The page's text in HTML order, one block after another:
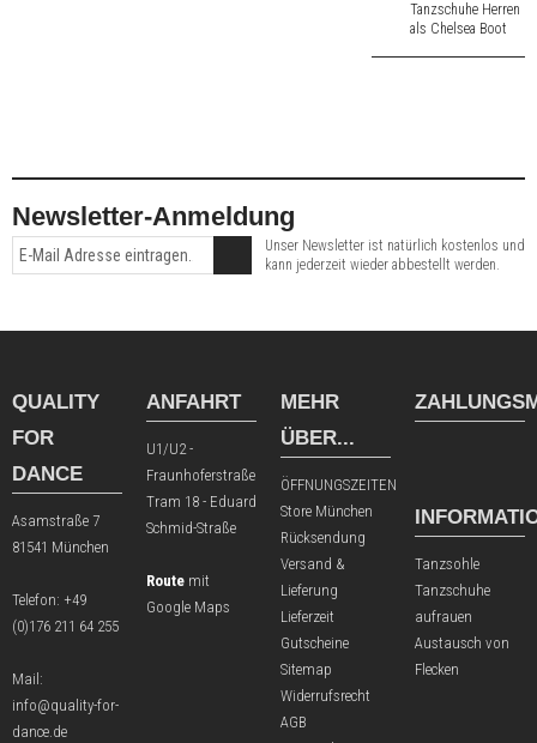
Tanzschuhe Herren
als Chelsea Boot
Newsletter-Anmeldung
Unser Newsletter ist natürlich kostenlos und
kann jederzeit wieder abbestellt werden.
QUALITY
FOR
DANCE
Asamstraße 7
81541 München
Telefon: +49
(0)176 211 64 255
Mail:
info@quality-for-
dance.de
ANFAHRT
U1/U2 -
Fraunhoferstraße
Tram 18 - Eduard
Schmid-Straße
Route mit
Google Maps
MEHR
ÜBER...
ÖFFNUNGSZEITEN
Store München
Rücksendung
Versand &
Lieferung
Lieferzeit
Gutscheine
Sitemap
Widerrufsrecht
AGB
Tanzsohle
Tanzschuhe
aufrauen
Austausch von
Flecken